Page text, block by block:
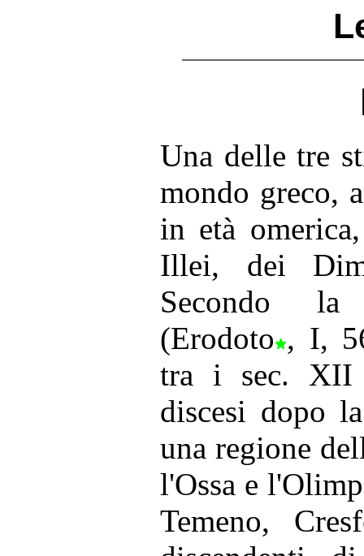
Una delle tre
mondo greco,
in età
Illei, dei
Secondo la
(Erodoto , I,
tra i sec. XII
discesi dopo
una regione
l'Ossa e
Temeno,